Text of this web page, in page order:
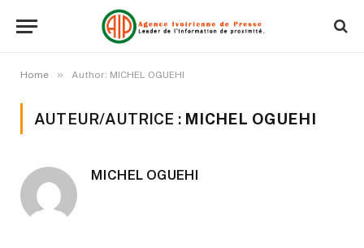
Home » Author: MICHEL OGUEHI
AUTEUR/AUTRICE : MICHEL OGUEHI
MICHEL OGUEHI